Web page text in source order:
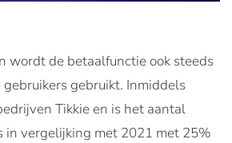
wordt de betaalfunctie ook steeds
gebruikers gebruikt. Inmiddels
Tikkie en is het aantal
in vergelijking met 2021 met 25%